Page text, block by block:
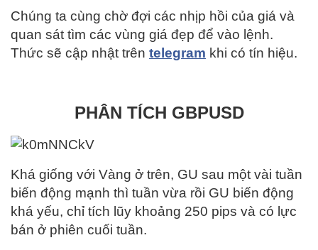
Chúng ta cùng chờ đợi các nhịp hồi của giá và
quan sát tìm các vùng giá đẹp để vào lệnh.
Thức sẽ cập nhật trên telegram khi có tín hiệu.
PHÂN TÍCH GBPUSD
Khá giống với Vàng ở trên, GU sau một vài tuần
biến động mạnh thì tuần vừa rồi GU biến động
khá yếu, chỉ tích lũy khoảng 250 pips và có lực
bán ở phiên cuối tuần.